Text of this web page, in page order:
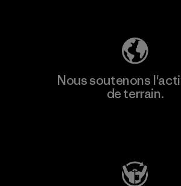
Nous soutenons
de terrain.